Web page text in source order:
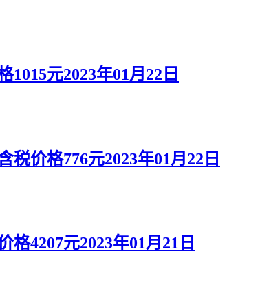
元2023年01月22日
价格776元2023年01月22日
4207元2023年01月21日